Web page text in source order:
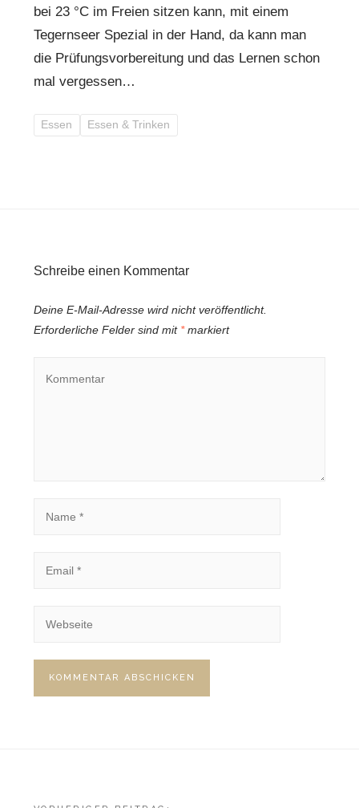
bei 23 °C im Freien sitzen kann, mit einem
Tegernseer Spezial in der Hand, da kann man
die Prüfungsvorbereitung und das Lernen schon
mal vergessen…
Essen Essen & Trinken
Schreibe einen Kommentar
Deine E-Mail-Adresse wird nicht veröffentlicht.
Erforderliche Felder sind mit *markiert